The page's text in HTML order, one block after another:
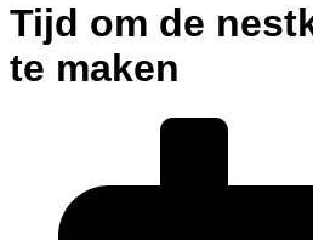
Tijd om de
te maken